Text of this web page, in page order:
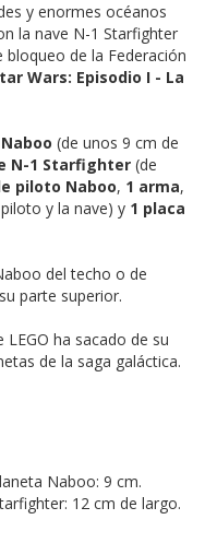
y enormes océanos
la nave N-1 Starfighter
de la Federación
Wars: Episodio I - La
(de unos 9 cm de
N-1 Starfighter (de
piloto Naboo, 1 arma,
y la nave) y 1 placa
del techo o de
parte superior.
ha sacado de su
de la saga galáctica.
Naboo: 9 cm.
12 cm de largo.